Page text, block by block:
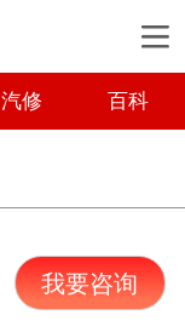
汽修 百科
我要咨询